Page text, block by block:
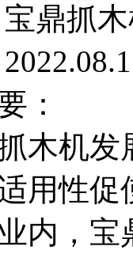
鼎抓
：
木机发
用性促
内，